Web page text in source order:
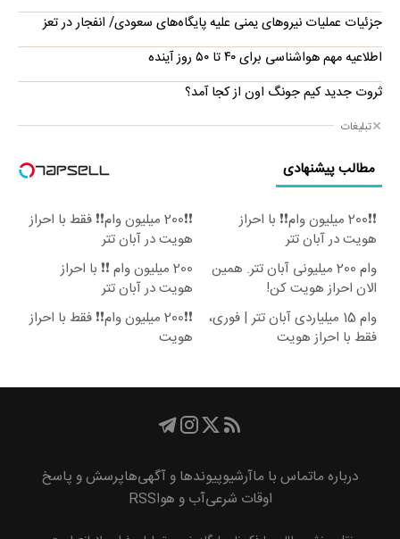
جزئیات عملیات نیروهای یمنی علیه پایگاه‌های سعودی/ انفجار در تعز
اطلاعیه مهم هواشناسی برای ۴۰ تا ۵۰ روز آینده
ثروت جدید کیم جونگ اون از کجا آمد؟
تبلیغات
مطالب پیشنهادی
❗❗200 میلیون وام❗❗ با احراز
هویت در آبان تتر
❗❗200 میلیون وام❗❗ فقط با احراز
هویت در آبان تتر
وام 200 میلیونی آبان تتر. همین
الان احراز هویت کن!
200 میلیون وام ❗❗ با احراز
هویت در آبان تتر
وام 15 میلیاردی آبان تتر | فوری،
فقط با احراز هویت
❗❗200 میلیون وام❗❗ فقط با احراز
هویت
درباره ماتماس با ماآرشیوپیوند‌ها و آگهی‌هاپرسش و پاسخ
اوقات شرعیآب و هواRSS